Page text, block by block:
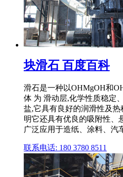
块滑石 百度百科
滑石是一种以OHMgOH和
体 为 滑动层,化学性质稳定
盐,它具有良好的润滑性及
明它还具有优良的吸附性、
广泛应用于造纸、涂料、汽
联系电话: 180 3780 8511